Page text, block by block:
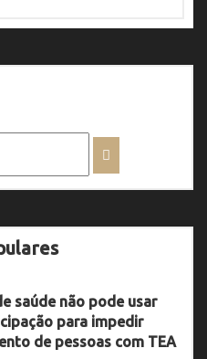
saúde não pode usar
para impedir
de pessoas com TEA